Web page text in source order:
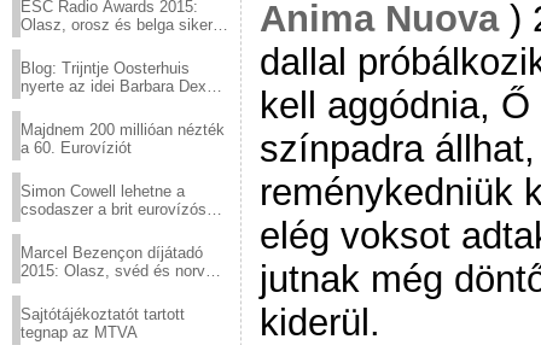
ESC Radio Awards 2015:
Olasz, orosz és belga siker,
Blog: Trijntje Oosterhuis
nyerte az idei Barbara Dex
Majdnem 200 millióan nézték
a 60. Eurovíziót
Simon Cowell lehetne a
csodaszer a brit eurovízós
Marcel Bezençon díjátadó
2015: Olasz, svéd és norvég
Sajtótájékoztatót tartott
tegnap az MTVA
Anima Nuova )
dallal
kell aggódnia,
színpadra
reménykedniük
elég voksot
jutnak még
kiderül.